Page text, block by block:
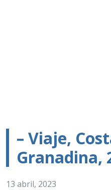
– Viaje,
Granadina,
13 abril, 2023